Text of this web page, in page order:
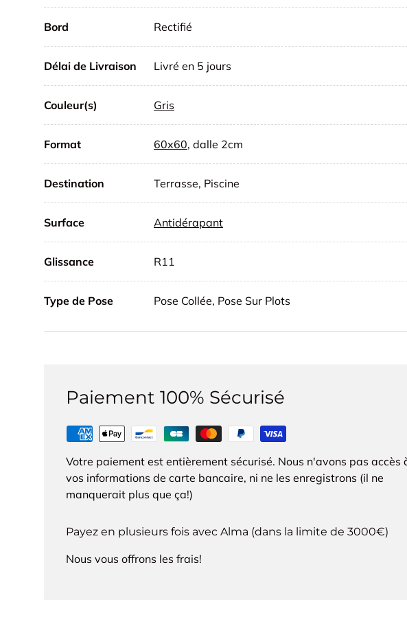
Bord Rectifié
Délai de Livraison Livré en 5 jours
Couleur(s) Gris
Format 60x60, dalle 2cm
Destination Terrasse, Piscine
Surface Antidérapant
Glissance R11
Type de Pose Pose Collée, Pose Sur Plots
Paiement 100% Sécurisé
Votre paiement est entièrement sécurisé. Nous n'avons pas accès
vos informations de carte bancaire, ni ne les enregistrons (il ne
manquerait plus que ça!)
Payez en plusieurs fois avec Alma (dans la limite de 3000€)
Nous vous offrons les frais!